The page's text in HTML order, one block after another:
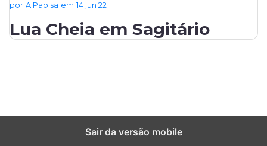
por A Papisa em 14 jun 22
Lua Cheia em Sagitário
Sair da versão mobile